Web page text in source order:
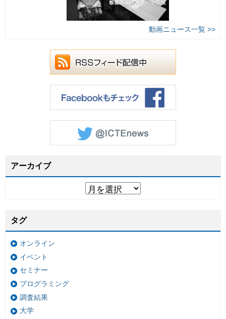
動画ニュース一覧 >>
アーカイブ
タグ
オンライン
イベント
セミナー
プログラミング
調査結果
大学